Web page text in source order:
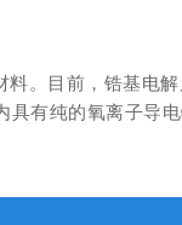
。目前，锆基电解
具有纯的氧离子导